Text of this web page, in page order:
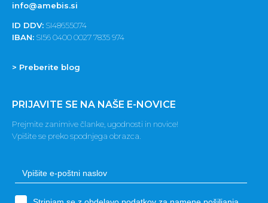
info@amebis.si
ID DDV: SI48655074
IBAN: SI56 0400 0027 7835 974
> Preberite blog
PRIJAVITE SE NA NAŠE E-NOVICE
Prejmite zanimive članke, ugodnosti in novice!
Vpišite se preko spodnjega obrazca.